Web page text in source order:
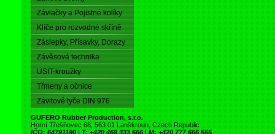
Závlačky a Pojistné kolíky
Klíče pro rozvodné skříně
Záslepky, Přísavky, Dorazy
Závěsová technika
USIT-kroužky
Třmeny a očnice
Závitové tyče DIN 976
GUFERO Rubber Production, s.r.o.
Horní Třešňovec 68, 563 01 Lanškroun, Czech Republic
IČO: 64791190 | T: +420 469 333 666 | M: +420 777 666 555